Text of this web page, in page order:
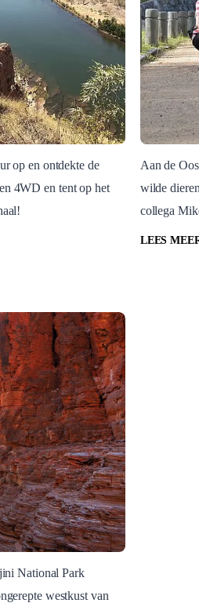
avontuur op
Gibb River
op en ontdekte de
4WD en tent op het
Aan de
wilde
collega
LEES
National Park
westkust van